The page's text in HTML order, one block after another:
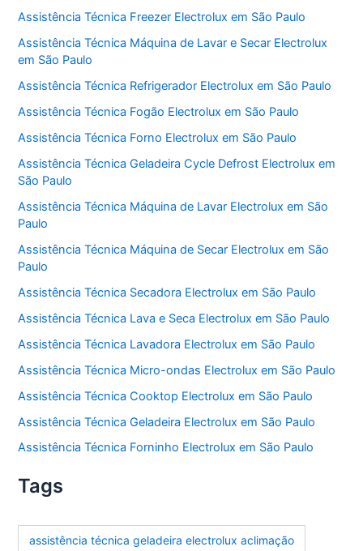
Assistência Técnica Freezer Electrolux em São Paulo
Assistência Técnica Máquina de Lavar e Secar Electrolux
em São Paulo
Assistência Técnica Refrigerador Electrolux em São Paulo
Assistência Técnica Fogão Electrolux em São Paulo
Assistência Técnica Forno Electrolux em São Paulo
Assistência Técnica Geladeira Cycle Defrost Electrolux em
São Paulo
Assistência Técnica Máquina de Lavar Electrolux em São
Paulo
Assistência Técnica Máquina de Secar Electrolux em São
Paulo
Assistência Técnica Secadora Electrolux em São Paulo
Assistência Técnica Lava e Seca Electrolux em São Paulo
Assistência Técnica Lavadora Electrolux em São Paulo
Assistência Técnica Micro-ondas Electrolux em São Paulo
Assistência Técnica Cooktop Electrolux em São Paulo
Assistência Técnica Geladeira Electrolux em São Paulo
Assistência Técnica Forninho Electrolux em São Paulo
Tags
assistência técnica geladeira electrolux aclimação